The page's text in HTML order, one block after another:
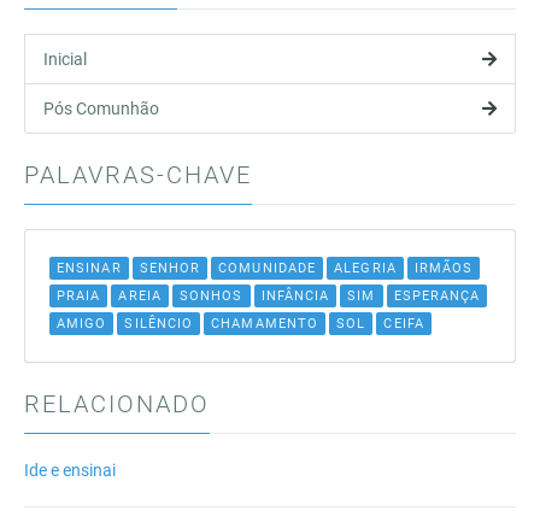
Inicial
Pós Comunhão
PALAVRAS-CHAVE
ENSINAR SENHOR COMUNIDADE ALEGRIA
IRMÃOS
PRAIA
AREIA SONHOS INFÂNCIA SIM
ESPERANÇA
AMIGO
SILÊNCIO CHAMAMENTO SOL CEIFA
RELACIONADO
Ide e ensinai